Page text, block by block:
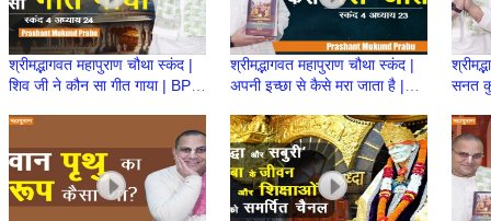
श्रीमद्भागवत महापुराण चौथा स्कंद |
शिव जी ने कौन सा गीत गाया | BP
Prabhu
श्रीमद्भागवत महापुराण चौथा स्कंद |
अपनी इच्छा से कैसे मरा जाता है |
Prabhu
सनत